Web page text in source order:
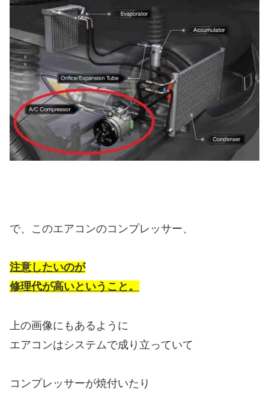
で、このエアコンのコンプレッサー、
注意したいのが
修理代が高いということ。
上の画像にもあるように
エアコンはシステムで成り立っていて
コンプレッサーが焼付いたり